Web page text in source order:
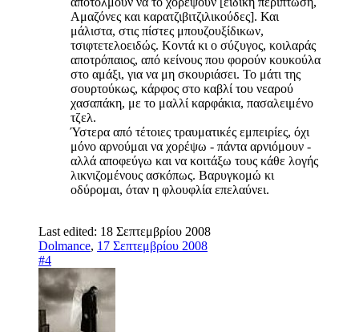
Αμαζόνες και καρατζιβιτζιλικούδες]. Και
μάλιστα, στις πίστες μπουζουξίδικων,
τσιφτετελοειδώς. Κοντά κι ο σύζυγος, κοιλαράς
αποτρόπαιος, από κείνους που φορούν κουκούλα
στο αμάξι, για να μη σκουριάσει. Το μάτι της
σουρτούκως, κάρφος στο καβλί του νεαρού
χασαπάκη, με το μαλλί καρφάκια, πασαλειμένο
τζελ.
Ύστερα από τέτοιες τραυματικές εμπειρίες, όχι
μόνο αρνούμαι να χορέψω - πάντα αρνιόμουν -
αλλά αποφεύγω και να κοιτάξω τους κάθε λογής
λικνιζομένους ασκόπως. Βαρυγκομώ κι
οδύρομαι, όταν η φλουφλία επελαύνει.
Last edited: 18 Σεπτεμβρίου 2008
Dolmance, 17 Σεπτεμβρίου 2008
#4